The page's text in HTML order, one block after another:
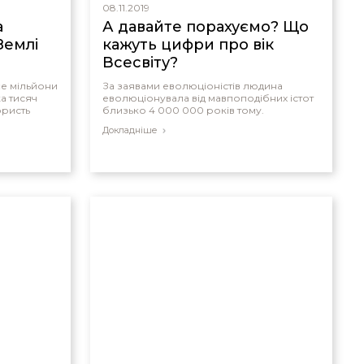
мільйони
тисяч
08.11.2019
А давайте порахуємо? Що
кажуть цифри про вік
Всесвіту?
За заявами еволюціоністів людина
еволюціонувала від мавпоподібних істот
близько 4 000 000 років тому.
Докладніше